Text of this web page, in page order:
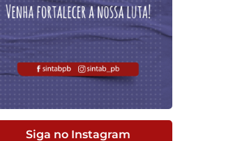
Siga no Instagram